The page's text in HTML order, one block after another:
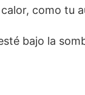
como tu
bajo la